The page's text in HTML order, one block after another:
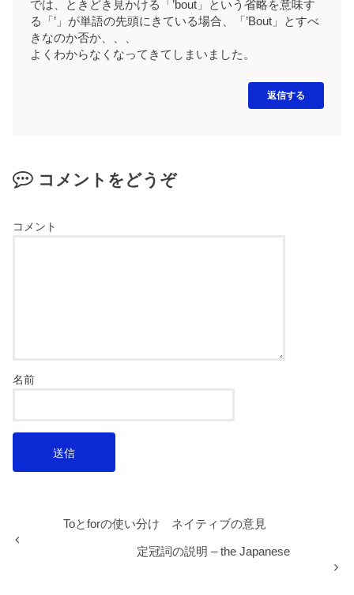
では、ときどき見かける「’bout」という省略を意味す
る「’」が単語の先頭にきている場合、「’Bout」とすべ
きなのか否か、、、
よくわからなくなってきてしまいました。
返信する
コメントをどうぞ
コメント
名前
Toとforの使い分け ネイティブの意見
定冠詞の説明 – the Japanese